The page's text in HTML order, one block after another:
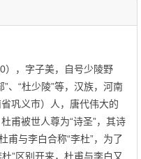
），字子美，自号少陵野
”、“杜少陵”等，汉族，河南
巩义市）人，唐代伟大的
甫被世人尊为“诗圣”，其诗
甫与李白合称“李杜”，为了
”区别开来，杜甫与李白又